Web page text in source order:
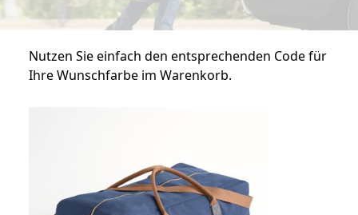
Nutzen Sie einfach den entsprechenden Code für
Ihre Wunschfarbe im Warenkorb.